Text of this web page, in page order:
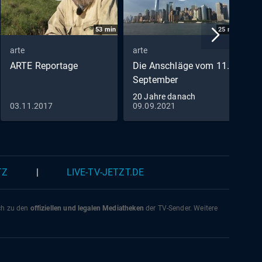
zu
–
53 min
arte
ARTE Reportage
03.11.2017
25 min
arte
Die Anschläge vom 11.
September
20 Jahre danach
09.09.2021
LIVE-TV-JETZT.DE
zu den offiziellen und legalen Mediatheken der TV-Sender. Weitere